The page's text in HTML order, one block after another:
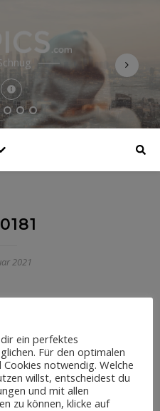
2021
ein perfektes
Für den optimalen
notwendig. Welche
willst, entscheidest du
und mit allen
zu können, klicke auf